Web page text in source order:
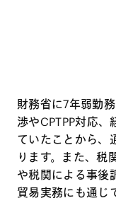
財務省に7年弱勤
渉やCPTPP対応
ていたことから、
ります。また、税
や税関による事後
貿易実務にも通じ